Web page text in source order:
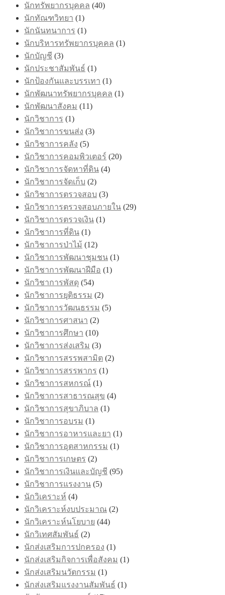
นักทรัพยากรบุคคล (40)
นักทัณฑวิทยา (1)
นักนันทนาการ (1)
นักบริหารทรัพยากรบุคคล (1)
นักบัญชี (3)
นักประชาสัมพันธ์ (1)
นักป้องกันและบรรเทา (1)
นักพัฒนาทรัพยากรบุคคล (1)
นักพัฒนาสังคม (11)
นักวิชาการ (1)
นักวิชาการขนส่ง (3)
นักวิชาการคลัง (5)
นักวิชาการคอมพิวเตอร์ (20)
นักวิชาการจัดหาที่ดิน (4)
นักวิชาการจัดเก็บ (2)
นักวิชาการตรวจสอบ (3)
นักวิชาการตรวจสอบภายใน (29)
นักวิชาการตรวจเงิน (1)
นักวิชาการที่ดิน (1)
นักวิชาการป่าไม้ (12)
นักวิชาการพัฒนาชุมชน (1)
นักวิชาการพัฒนาฝีมือ (1)
นักวิชาการพัสดุ (54)
นักวิชาการยุติธรรม (2)
นักวิชาการวัฒนธรรม (5)
นักวิชาการศาสนา (2)
นักวิชาการศึกษา (10)
นักวิชาการส่งเสริม (3)
นักวิชาการสรรพสามิต (2)
นักวิชาการสรรพากร (1)
นักวิชาการสหกรณ์ (1)
นักวิชาการสาธารณสุข (4)
นักวิชาการสุขาภิบาล (1)
นักวิชาการอบรม (1)
นักวิชาการอาหารและยา (1)
นักวิชาการอุตสาหกรรม (1)
นักวิชาการเกษตร (2)
นักวิชาการเงินและบัญชี (95)
นักวิชาการแรงงาน (5)
นักวิเคราะห์ (4)
นักวิเคราะห์งบประมาณ (2)
นักวิเคราะห์นโยบาย (44)
นักวิเทศสัมพันธ์ (2)
นักส่งเสริมการปกครอง (1)
นักส่งเสริมกิจการเพื่อสังคม (1)
นักส่งเสริมนวัตกรรม (1)
นักส่งเสริมแรงงานสัมพันธ์ (1)